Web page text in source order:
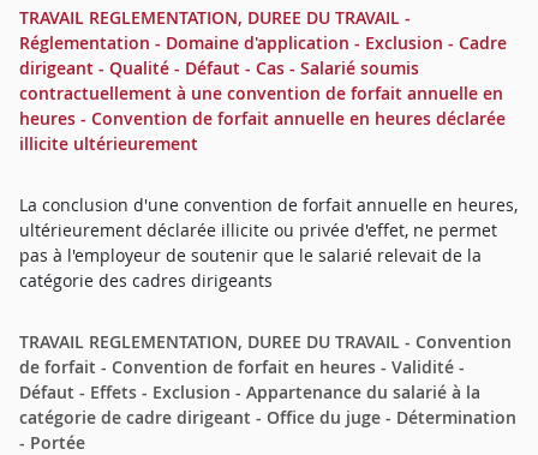
TRAVAIL REGLEMENTATION, DUREE DU TRAVAIL -
Réglementation - Domaine d'application - Exclusion - Cadre
dirigeant - Qualité - Défaut - Cas - Salarié soumis
contractuellement à une convention de forfait annuelle en
heures - Convention de forfait annuelle en heures déclarée
illicite ultérieurement
La conclusion d'une convention de forfait annuelle en heures,
ultérieurement déclarée illicite ou privée d'effet, ne permet
pas à l'employeur de soutenir que le salarié relevait de la
catégorie des cadres dirigeants
TRAVAIL REGLEMENTATION, DUREE DU TRAVAIL - Convention
de forfait - Convention de forfait en heures - Validité -
Défaut - Effets - Exclusion - Appartenance du salarié à la
catégorie de cadre dirigeant - Office du juge - Détermination
- Portée